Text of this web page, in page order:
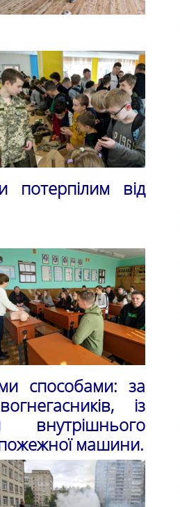
потерпілим від
способами: за
із
внутрішнього
машини.